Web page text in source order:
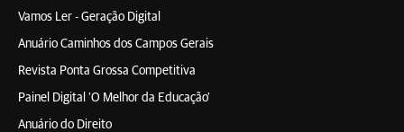
Vamos Ler - Geração Digital
Anuário Caminhos dos Campos Gerais
Revista Ponta Grossa Competitiva
Painel Digital 'O Melhor da Educação'
Anuário do Direito